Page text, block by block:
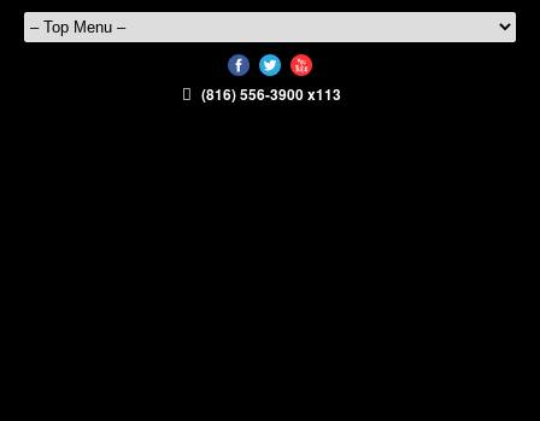
(816) 556-3900 x113